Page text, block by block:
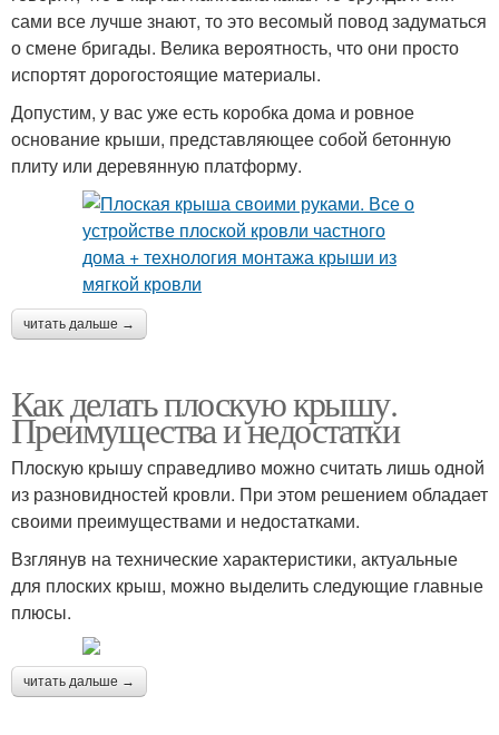
сами все лучше знают, то это весомый повод задуматься
о смене бригады. Велика вероятность, что они просто
испортят дорогостоящие материалы.
Допустим, у вас уже есть коробка дома и ровное
основание крыши, представляющее собой бетонную
плиту или деревянную платформу.
читать дальше →
Как делать плоскую крышу.
Преимущества и недостатки
Плоскую крышу справедливо можно считать лишь одной
из разновидностей кровли. При этом решением обладает
своими преимуществами и недостатками.
Взглянув на технические характеристики, актуальные
для плоских крыш, можно выделить следующие главные
плюсы.
читать дальше →